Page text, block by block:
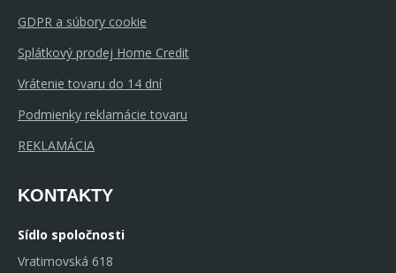
GDPR a súbory cookie
Splátkový prodej Home Credit
Vrátenie tovaru do 14 dní
Podmienky reklamácie tovaru
REKLAMÁCIA
KONTAKTY
Sídlo spoločnosti
Vratimovská 618